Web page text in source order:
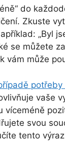
do
Zkuste
„Byl
se můžete
vám může
vaše
víceméně
svou
tento